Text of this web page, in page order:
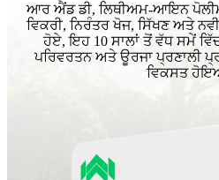
ਆਰ ਐਂਡ ਡੀ, ਲਿਥੀਅਮ-ਆਇਨ
ਵਿਕਰੀ, ਨਿਰੰਤਰ ਖੋਜ, ਸਿੱਖਣ ਅਤੇ
ਹੋਏ, ਇਹ 10 ਸਾਲਾਂ ਤੋਂ ਵੱਧ ਸਮੇਂ
ਪਰਿਵਰਤਨ ਅਤੇ ਊਰਜਾ ਪ੍ਰਣਾਲੀ
ਵਿਕਸਤ